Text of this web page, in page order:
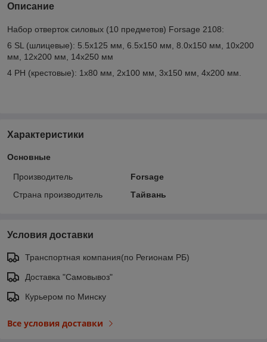
Описание
Набор отверток силовых (10 предметов) Forsage 2108:
6 SL (шлицевые): 5.5х125 мм, 6.5х150 мм, 8.0х150 мм, 10х200
мм, 12х200 мм, 14х250 мм
4 PH (крестовые): 1х80 мм, 2х100 мм, 3х150 мм, 4х200 мм.
Характеристики
Основные
Производитель
Forsage
Страна производитель
Тайвань
Условия доставки
Транспортная компания(по Регионам РБ)
Доставка "Самовывоз"
Курьером по Минску
Все условия доставки